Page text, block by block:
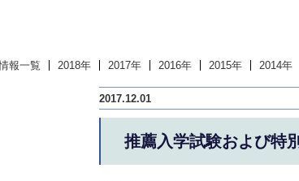
報一覧 2018年 2017年 2016年 2015年 2014年
2017.12.01
推薦入学試験および特